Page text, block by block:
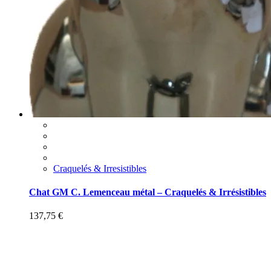
Craquelés & Irresistibles
Chat GM C. Lemenceau métal – Craquelés & Irrésistibles
137,75 €